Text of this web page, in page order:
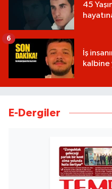
45
İş
6
E-Dergiler